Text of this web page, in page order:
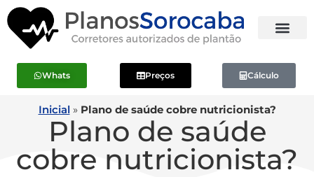
Whats Preços Cálculo
Inicial» Plano de saúde cobre nutricionista?
Plano de saúde
cobre nutricionista?